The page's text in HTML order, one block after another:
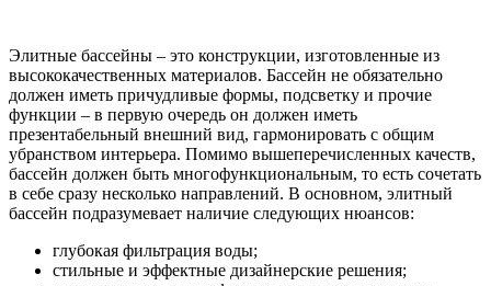
Элитные бассейны – это конструкции, изготовленные из
высококачественных материалов. Бассейн не обязательно
должен иметь причудливые формы, подсветку и прочие
функции – в первую очередь он должен иметь
презентабельный внешний вид, гармонировать с общим
убранством интерьера. Помимо вышеперечисленных качеств,
бассейн должен быть многофункциональным, то есть сочетать
в себе сразу несколько направлений. В основном, элитный
бассейн подразумевает наличие следующих нюансов:
глубокая фильтрация воды;
стильные и эффектные дизайнерские решения;